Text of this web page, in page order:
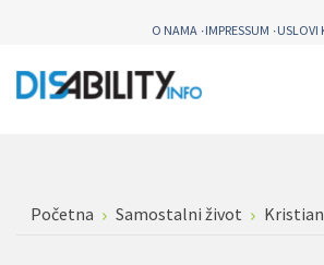
O NAMA IMPRESSUM USLOVI
Početna Samostalni život Kristian